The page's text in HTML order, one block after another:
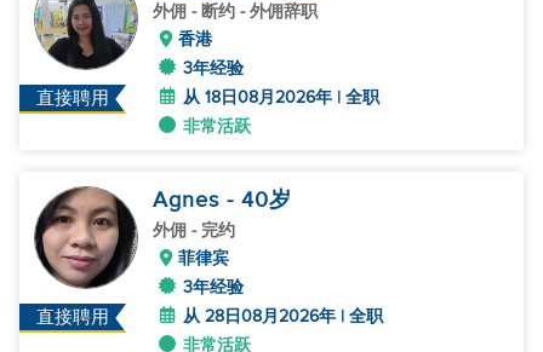
直接聘用
外佣 - 断约 - 外佣辞职
香港
3年经验
从 18日08月2026年 | 全职
非常活跃
直接聘用
Agnes - 40岁
外佣 - 完约
菲律宾
3年经验
从 28日08月2026年 | 全职
非常活跃